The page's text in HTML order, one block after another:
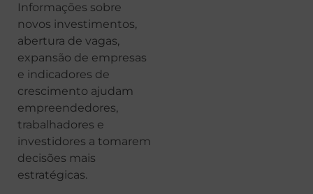
Informações sobre
novos investimentos,
abertura de vagas,
expansão de empresas
e indicadores de
crescimento ajudam
empreendedores,
trabalhadores e
investidores a tomarem
decisões mais
estratégicas.